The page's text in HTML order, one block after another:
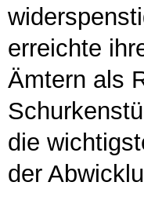
erreichte
Ämtern als
die
der